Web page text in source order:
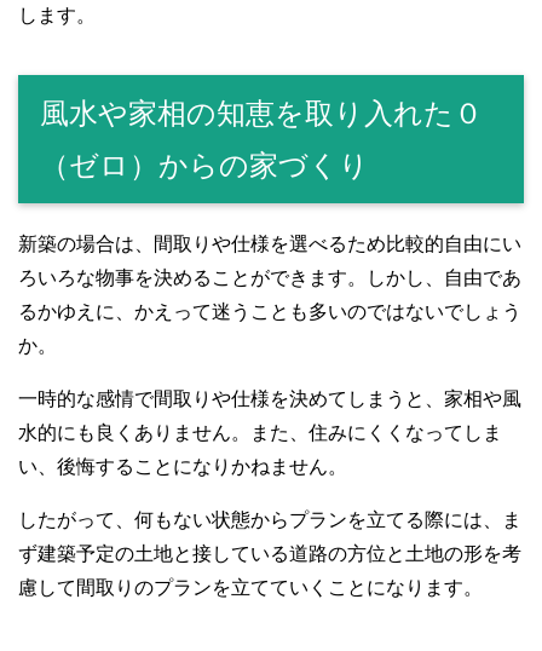
します。
風水や家相の知恵を取り入れた０
（ゼロ）からの家づくり
新築の場合は、間取りや仕様を選べるため比較的自由にい
ろいろな物事を決めることができます。しかし、自由であ
るかゆえに、かえって迷うことも多いのではないでしょう
か。
一時的な感情で間取りや仕様を決めてしまうと、家相や風
水的にも良くありません。また、住みにくくなってしま
い、後悔することになりかねません。
したがって、何もない状態からプランを立てる際には、ま
ず建築予定の土地と接している道路の方位と土地の形を考
慮して間取りのプランを立てていくことになります。